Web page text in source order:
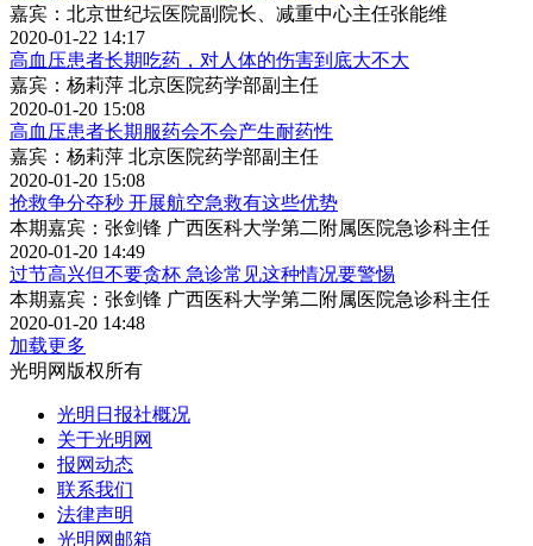
嘉宾：北京世纪坛医院副院长、减重中心主任张能维
2020-01-22 14:17
高血压患者长期吃药，对人体的伤害到底大不大
嘉宾：杨莉萍 北京医院药学部副主任
2020-01-20 15:08
高血压患者长期服药会不会产生耐药性
嘉宾：杨莉萍 北京医院药学部副主任
2020-01-20 15:08
抢救争分夺秒 开展航空急救有这些优势
本期嘉宾：张剑锋 广西医科大学第二附属医院急诊科主任
2020-01-20 14:49
过节高兴但不要贪杯 急诊常见这种情况要警惕
本期嘉宾：张剑锋 广西医科大学第二附属医院急诊科主任
2020-01-20 14:48
加载更多
光明网版权所有
光明日报社概况
关于光明网
报网动态
联系我们
法律声明
光明网邮箱